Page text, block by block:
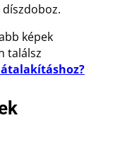
képek
találsz